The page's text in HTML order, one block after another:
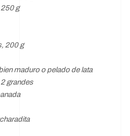
g
200 g
maduro o pelado de lata
grandes